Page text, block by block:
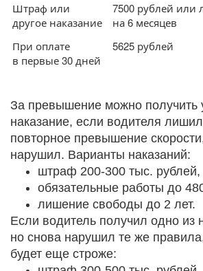
Штраф или
другое наказание
7500 рублей или
на 6 месяцев
При оплате
в первые 30 дней
5625 рублей
За превышение можно получить
наказание, если водителя
повторное превышение
нарушил. Варианты наказаний:
штраф 200-300 тыс. рублей,
обязательные работы до
лишение свободы до 2 лет.
Если водитель получил одно из
но снова нарушил те же
будет еще строже: